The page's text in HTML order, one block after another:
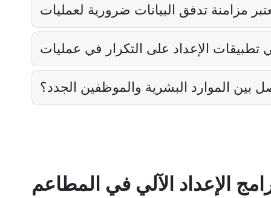
بين الموارد البشرية والموظفين الجدد؟
الإعداد الآلي في المطاعم